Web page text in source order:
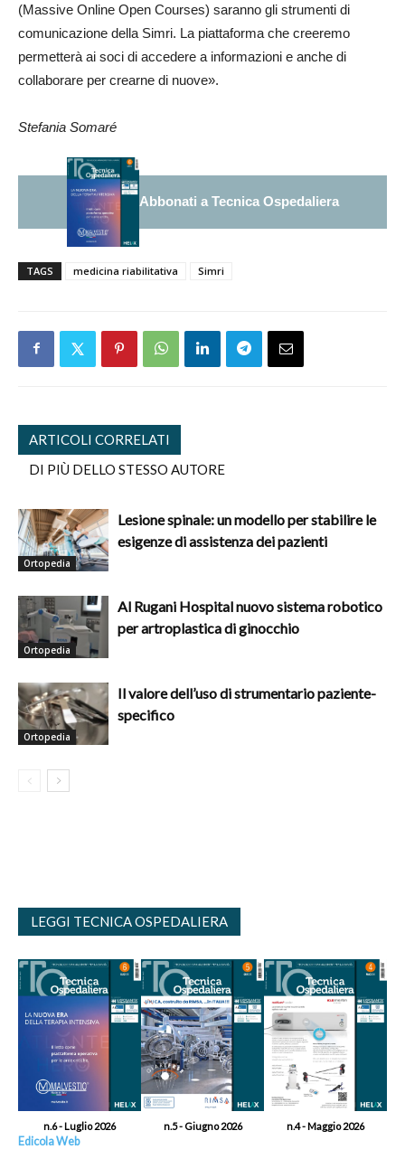
(Massive Online Open Courses) saranno gli strumenti di
comunicazione della Simri. La piattaforma che creeremo
permetterà ai soci di accedere a informazioni e anche di
collaborare per crearne di nuove».
Stefania Somaré
Abbonati a Tecnica Ospedaliera
TAGS medicina riabilitativa Simri
ARTICOLI CORRELATI
DI PIÙ DELLO STESSO AUTORE
Ortopedia
Lesione spinale: un modello per stabilire le
esigenze di assistenza dei pazienti
Ortopedia
Al Rugani Hospital nuovo sistema robotico
per artroplastica di ginocchio
Ortopedia
Il valore dell’uso di strumentario paziente-
specifico
LEGGI TECNICA OSPEDALIERA
n.6 - Luglio 2026 n.5 - Giugno 2026 n.4 - Maggio 2026
Edicola Web